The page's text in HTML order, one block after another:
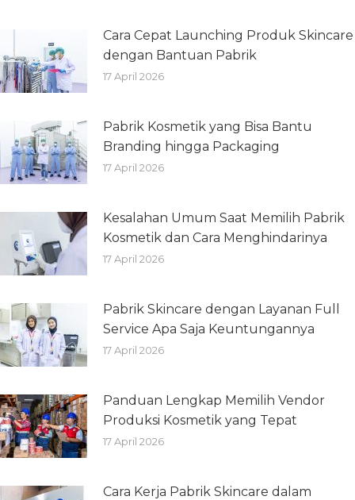
Cara Cepat Launching Produk Skincare
dengan Bantuan Pabrik
17 April 2026
Pabrik Kosmetik yang Bisa Bantu
Branding hingga Packaging
17 April 2026
Kesalahan Umum Saat Memilih Pabrik
Kosmetik dan Cara Menghindarinya
17 April 2026
Pabrik Skincare dengan Layanan Full
Service Apa Saja Keuntungannya
17 April 2026
Panduan Lengkap Memilih Vendor
Produksi Kosmetik yang Tepat
17 April 2026
Cara Kerja Pabrik Skincare dalam